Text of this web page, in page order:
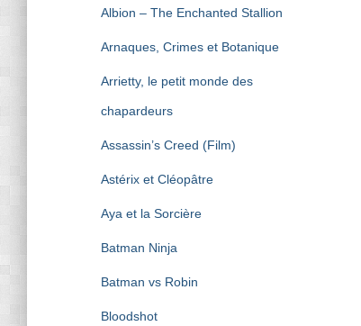
Albion – The Enchanted Stallion
Arnaques, Crimes et Botanique
Arrietty, le petit monde des
chapardeurs
Assassin’s Creed (Film)
Astérix et Cléopâtre
Aya et la Sorcière
Batman Ninja
Batman vs Robin
Bloodshot